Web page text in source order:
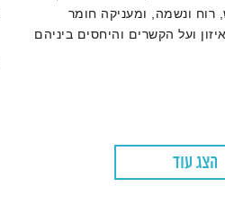
ונשמה, ומעניקה חומר
ועל הקשרים והיחסים ביניהם
הצג עוד